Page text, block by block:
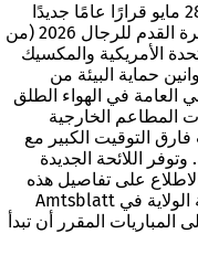
وكانت مدينة ماينز قد أصدرت بالفعل في 28 مايو قرارًا عامًا جديدًا
ينظم «العرض العام» خلال كأس العالم لكرة القدم للرجال 2026 (من
الولايات المتحدة الأمريكية والمكسيك
حماية البيئة من
العامة في الهواء الطلق
المطاعم الخارجية
التوقيت الكبير مع
اللائحة الجديدة
على تفاصيل هذه
اللوائح في القرار العام الذي نشرته عاصمة الولاية في Amtsblatt
على المباريات المقرر أن تبدأ